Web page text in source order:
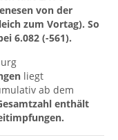
von der
zum Vortag). So
6.082 (-561).
liegt
ab dem
enthält